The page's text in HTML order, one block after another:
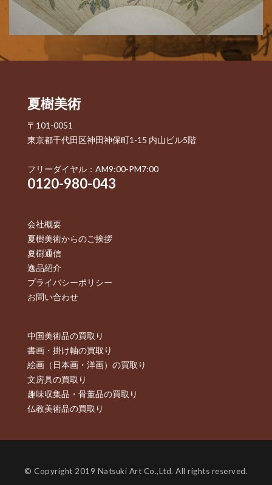
夏樹美術
〒101-0051
東京都千代田区神田神保町1-15 内山ビル5階
フリーダイヤル：AM9:00-PM7:00
0120-980-043
会社概要
夏樹美術からのご挨拶
夏樹通信
逸品紹介
プライバシーポリシー
お問い合わせ
中国美術品の買取り
書画・掛け軸の買取り
絵画（日本画・洋画）の買取り
文房具の買取り
趣味収集品・骨董品の買取り
仏教美術品の買取り
© Copyright 2019 Natsuki Art Co.,Ltd. All rights reserved.